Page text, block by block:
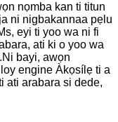
nọmba kan ti titun
ni nigbakannaa pẹlu
eyi ti yoo wa ni fi
ati ki o yoo wa
bayi, awọn
engine Àkọsílẹ ti a
ati arabara si dede,